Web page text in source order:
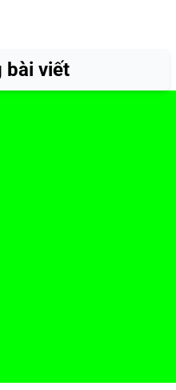
bài viết